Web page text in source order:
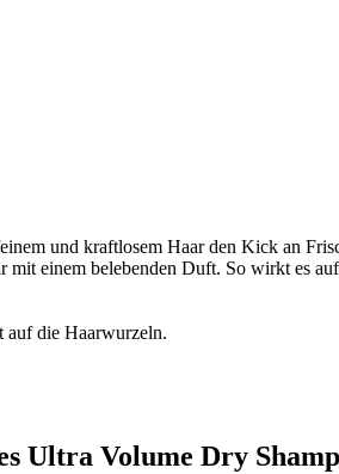
und kraftlosem Haar den Kick an
einem belebenden Duft. So wirkt es
auf die Haarwurzeln.
Ultra Volume Dry